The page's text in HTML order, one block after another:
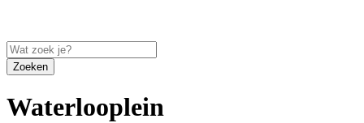
Zoeken
Waterlooplein